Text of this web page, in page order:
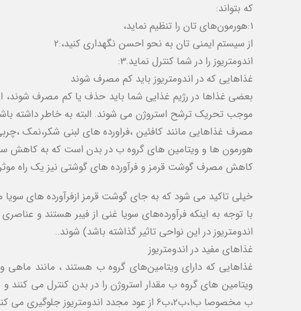
که بتواند:
1:هورمون‌های تان را تنظیم نماید،
از سیستم ایمنی‌ تان به نحو احسن نگهداری کنید،:2
اندومتریوز را در شما کنترل نماید.3:
غذاهایی که در اندومتریوز باید کم مصرف شوند
بعضی غذاها در رژیم غذایی شما باید حذف یا کم مصرف شوند،
موجب تحریک ترشح استروژن می‌ شوند. البته به خاطر داشته
مصرف غذاهایی مانند کافئین ،فراورده های لبنی شکر،نمک
هورمون ها و ویتامین های گروه ب در بدن است که به کاهش
کاهش مصرف گوشت قرمز و فرآورده های گوشتی نیز یک راه موثر
خیلی تاکید می شود که به جای گوشت قرمز ازفرآورده های سویا
با توجه به اینکه فرآورده‌های سویا غنی از فیبر هستند و
اندومتریوز در این نواحی تاثیر گذاشته باشد) شوند..
غذاهای مفید در اندومتریوز
غذاهایی که دارای ویتامین‌های گروه ب هستند ، مانند ماهی
ویتامین های گروه ب مقدار استروژن را در بدن کنترل می کنند
ب مخصوصا ب1،ب2،ب6 از عود مجدد اندومتریوز جلوگیری می کنند.